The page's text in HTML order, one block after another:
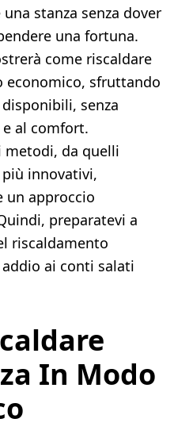
stanza senza dover
una fortuna.
come riscaldare
economico, sfruttando
senza
al comfort.
metodi, da quelli
innovativi,
un approccio
preparatevi a
riscaldamento
ai conti salati
In Modo